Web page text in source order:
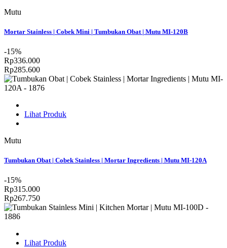
Mutu
Mortar Stainless | Cobek Mini | Tumbukan Obat | Mutu MI-120B
-15%
Rp336.000
Rp285.600
Lihat Produk
Mutu
Tumbukan Obat | Cobek Stainless | Mortar Ingredients | Mutu MI-120A
-15%
Rp315.000
Rp267.750
Lihat Produk